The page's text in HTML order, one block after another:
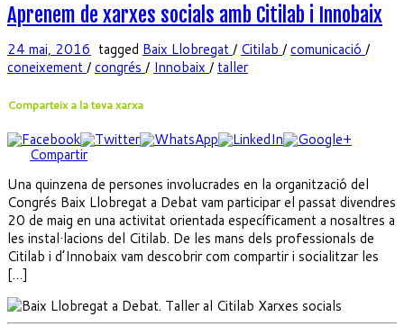
Aprenem de xarxes socials amb Citilab i Innobaix
24 mai, 2016 tagged Baix Llobregat/ Citilab /comunicació /
coneixement/congrés / Innobaix / taller
Comparteix a la teva xarxa
Compartir
Una quinzena de persones involucrades en la organització del
Congrés Baix Llobregat a Debat vam participar el passat divendres
20 de maig en una activitat orientada específicament a nosaltres a
les instal·lacions del Citilab. De les mans dels professionals de
Citilab i d’Innobaix vam descobrir com compartir i socialitzar les
[…]